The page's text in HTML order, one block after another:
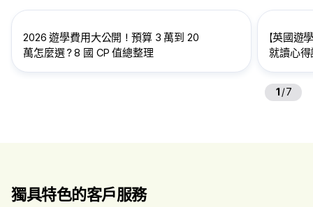
2026 遊學費用大公開！預算 3 萬到 20
萬怎麼選？8 國 CP 值總整理
【英國遊
就讀心得
1 /7
獨具特色的客戶服務